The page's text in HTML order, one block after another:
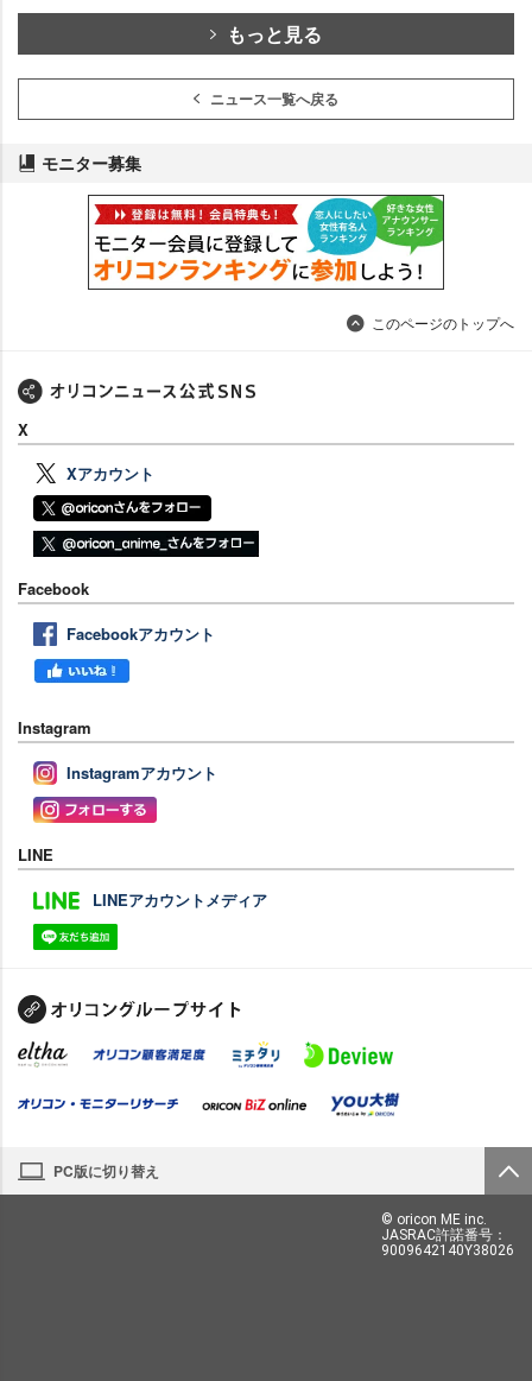
もっと見る
ニュース一覧へ戻る
モニター募集
このページのトップへ
X
Xアカウント
Facebook
Facebookアカウント
Instagram
Instagramアカウント
LINE
LINEアカウントメディア
PC版に切り替え
© oricon ME inc.
JASRAC許諾番号：
9009642140Y38026